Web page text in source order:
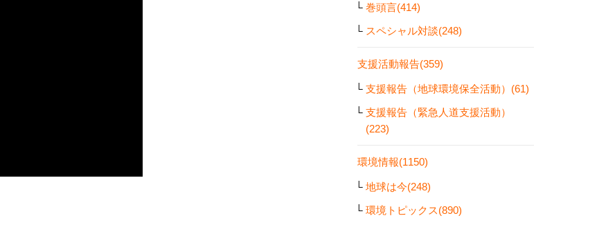
巻頭言(414)
スペシャル対談(248)
支援活動報告(359)
支援報告（地球環境保全活動）(61)
支援報告（緊急人道支援活動）
(223)
環境情報(1150)
地球は今(248)
環境トピックス(890)